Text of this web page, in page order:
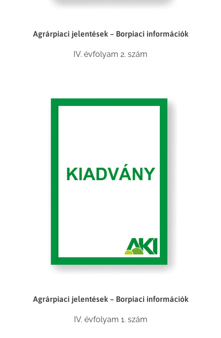
Agrárpiaci jelentések – Borpiaci információk
IV. évfolyam 2. szám
Agrárpiaci jelentések – Borpiaci információk
IV. évfolyam 1. szám